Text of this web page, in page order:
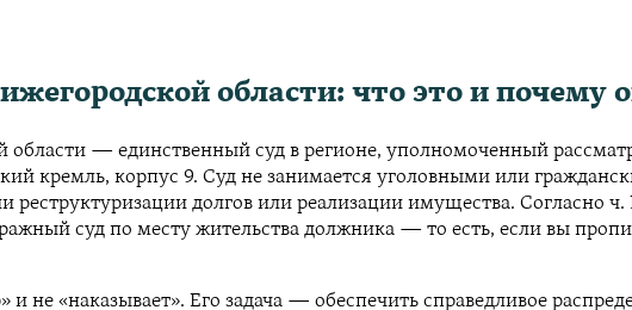
области: что это и почему
— единственный суд в регионе, уполномоченный
кремль, корпус 9. Суд не занимается уголовными или
долгов или реализации имущества. Согласно ч.
суд по месту жительства должника — то есть, если вы
и не «наказывает». Его задача — обеспечить справедливое